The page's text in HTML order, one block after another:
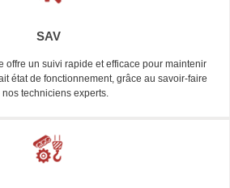
SAV
offre un suivi rapide et efficace pour maintenir
état de fonctionnement, grâce au savoir-faire
nos techniciens experts.